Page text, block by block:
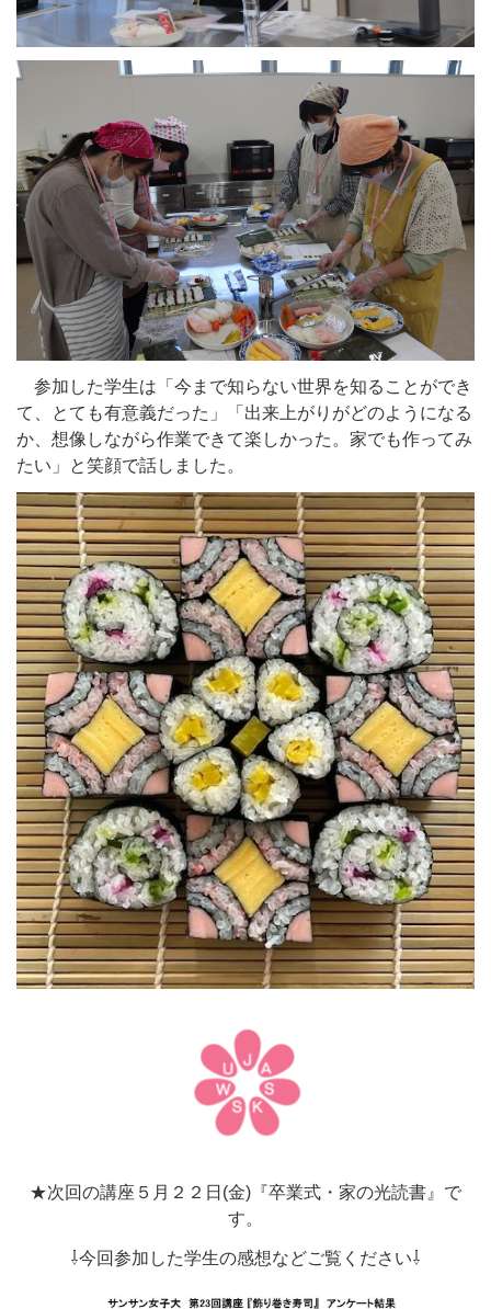
参加した学生は「今まで知らない世界を知ることができ
て、とても有意義だった」「出来上がりがどのようになる
か、想像しながら作業できて楽しかった。家でも作ってみ
たい」と笑顔で話しました。
★次回の講座５月２２日(金)『卒業式・家の光読書』で
す。
⇩今回参加した学生の感想などご覧ください⇩